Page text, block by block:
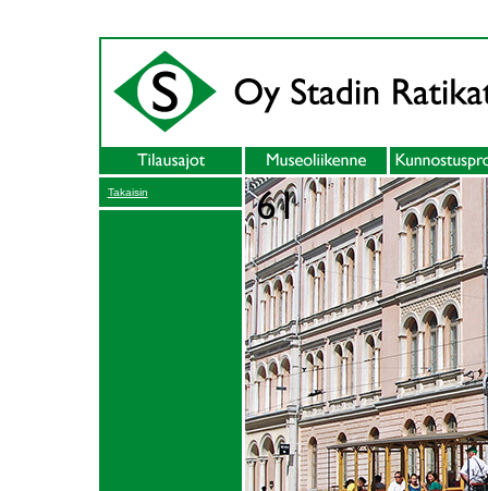
Takaisin